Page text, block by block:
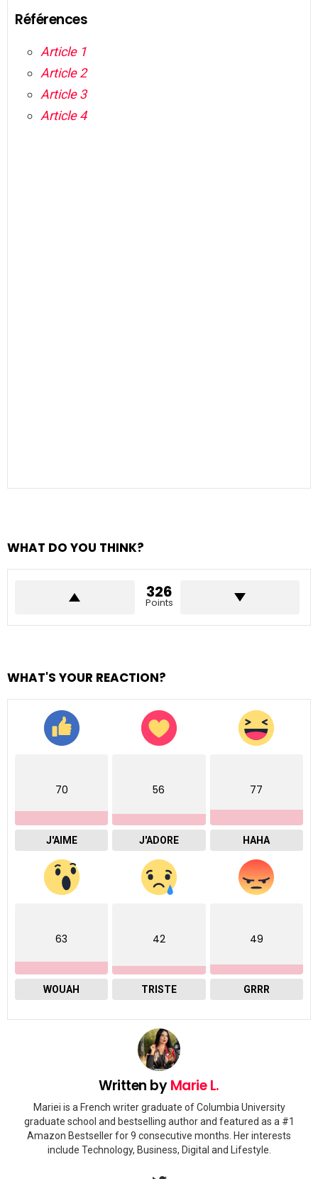
Références
Article 1
Article 2
Article 3
Article 4
WHAT DO YOU THINK?
326
Points
WHAT'S YOUR REACTION?
70
J'AIME
56
J'ADORE
77
HAHA
63
WOUAH
42
TRISTE
49
GRRR
Written byMarie L.
Mariei is a French writer graduate of Columbia University
graduate school and bestselling author and featured as a #1
Amazon Bestseller for 9 consecutive months. Her interests
include Technology, Business, Digital and Lifestyle.